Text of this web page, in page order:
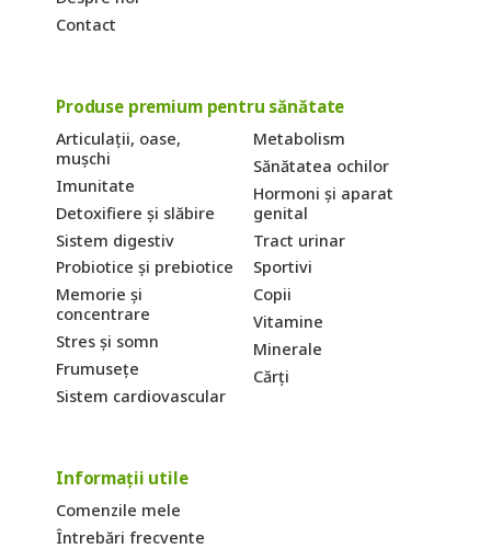
Contact
Produse premium pentru sănătate
Articulații, oase,
mușchi
Imunitate
Detoxifiere și slăbire
Sistem digestiv
Probiotice și prebiotice
Memorie și
concentrare
Stres și somn
Frumusețe
Sistem cardiovascular
Metabolism
Sănătatea ochilor
Hormoni și aparat
genital
Tract urinar
Sportivi
Copii
Vitamine
Minerale
Cărți
Informații utile
Comenzile mele
Întrebări frecvente